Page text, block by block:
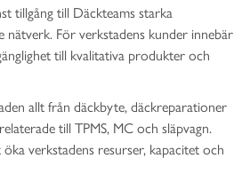
tillgång till Däckteams starka
För verkstadens kunder innebär
till kvalitativa produkter och
allt från däckbyte, däckreparationer
till TPMS, MC och släpvagn.
verkstadens resurser, kapacitet och